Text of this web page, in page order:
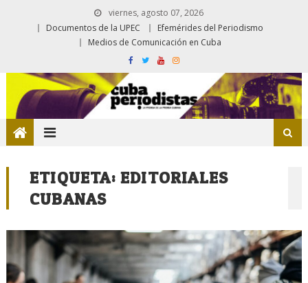
viernes, agosto 07, 2026
Documentos de la UPEC
Efemérides del Periodismo
Medios de Comunicación en Cuba
ETIQUETA: EDITORIALES
CUBANAS